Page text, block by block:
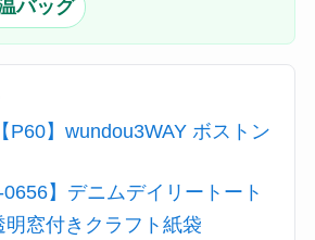
バッグ
】wundou3WAY ボストン
】デニムデイリートート
明窓付きクラフト紙袋